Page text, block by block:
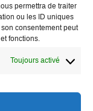
permettra de traiter
ou les ID uniques
consentement peut
fonctions.
Toujours activé